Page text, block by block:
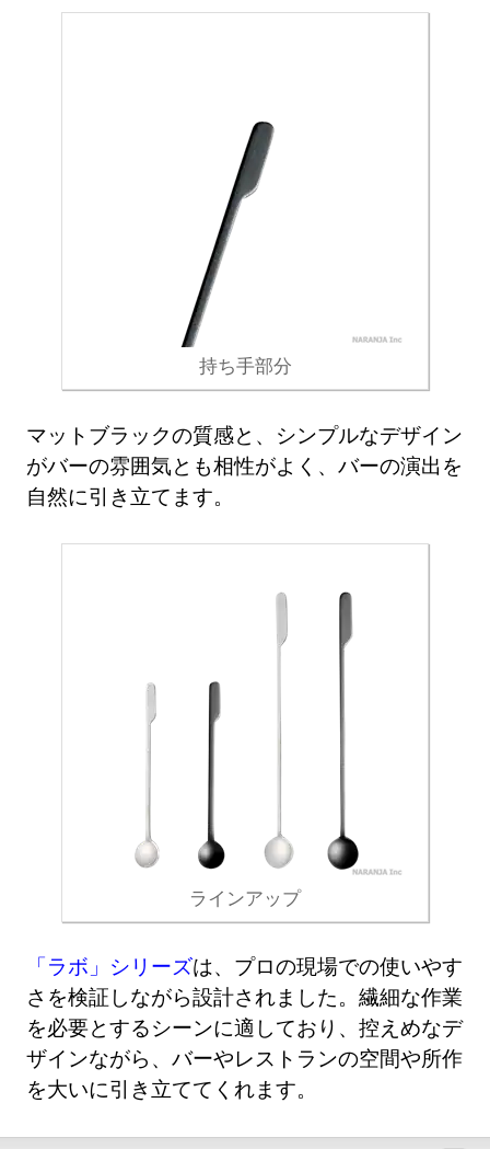
持ち手部分
マットブラックの質感と、シンプルなデザイン
がバーの雰囲気とも相性がよく、バーの演出を
自然に引き立てます。
ラインアップ
「ラボ」シリーズは、プロの現場での使いやす
さを検証しながら設計されました。繊細な作業
を必要とするシーンに適しており、控えめなデ
ザインながら、バーやレストランの空間や所作
を大いに引き立ててくれます。